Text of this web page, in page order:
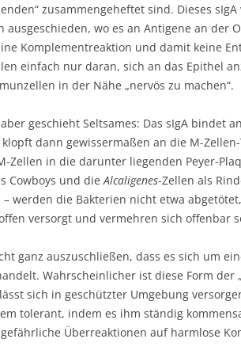
zusammengeheftet sind. Dieses
ausgeschieden, wo es an Antigene an der
Komplementreaktion und damit keine
einfach nur daran, sich an das Epithel
in der Nähe „nervös zu machen“.
geschieht Seltsames: Das sIgA bindet
klopft dann gewissermaßen an die M-
Zellen in die darunter liegenden Peyer-
Cowboys und die Alcaligenes-Zellen als
– werden die Bakterien nicht etwa
versorgt und vermehren sich offenbar
ganz auszuschließen, dass es sich um
Wahrscheinlicher ist diese Form der
lässt sich in geschützter Umgebung
tolerant, indem es ihm ständig
Überreaktionen auf harmlose